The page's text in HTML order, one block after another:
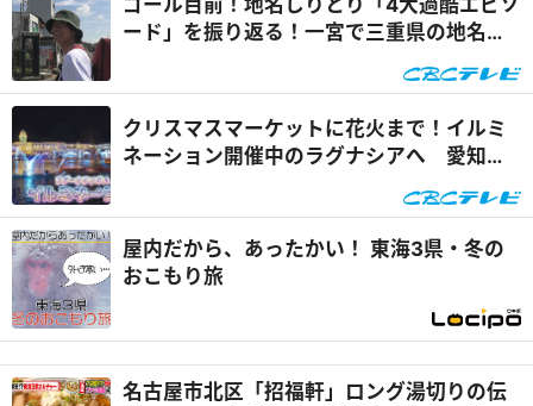
ード」を振り返る！一宮で三重県の地名は
クリスマスマーケットに花火まで！イルミ
ネーション開催中のラグナシアへ 愛知県
屋内だから、あったかい！ 東海3県・冬の
おこもり旅
名古屋市北区「招福軒」ロング湯切りの伝